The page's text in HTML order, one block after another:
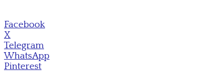
Facebook
X
Telegram
WhatsApp
Pinterest